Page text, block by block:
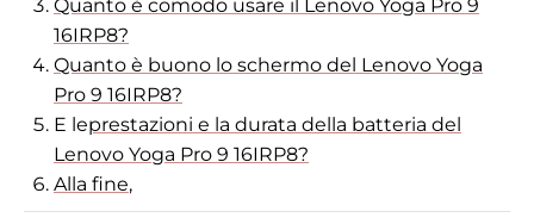
Quanto è comodo usare il Lenovo Yoga Pro 9
16IRP8?
Quanto è buono lo schermo del Lenovo Yoga
Pro 9 16IRP8?
E leprestazioni e la durata della batteria del
Lenovo Yoga Pro 9 16IRP8?
Alla fine,